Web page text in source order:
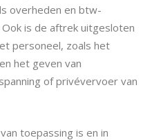
overheden en btw-
is de aftrek uitgesloten
personeel, zoals het
het geven van
of privévervoer van
toepassing is en in